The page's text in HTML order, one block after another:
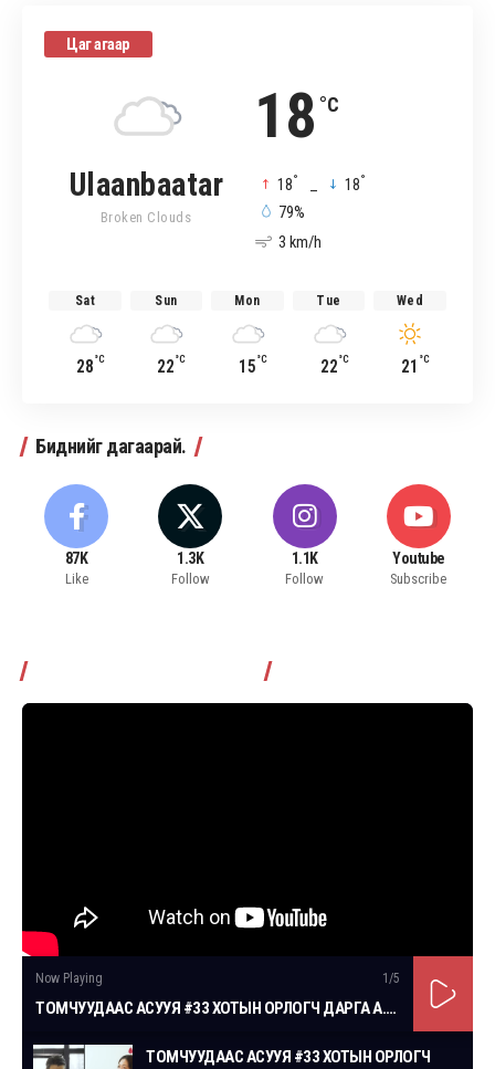
Цаг агаар
18 °C
Ulaanbaatar
Broken Clouds
18° 18°
79%
3 km/h
Sat
28°C
Sun
22°C
Mon
15°C
Tue
22°C
Wed
21 °C
Биднийг дагаарай.
87K
Like
1.3K
Follow
1.1K
Follow
Youtube
Subscribe
Now Playing 1 /5
ТОМЧУУДААС АСУУЯ #33 ХОТЫН ОРЛОГЧ ДАРГА А.АМАРТҮВШИН
ТОМЧУУДААС АСУУЯ #33 ХОТЫН ОРЛОГЧ